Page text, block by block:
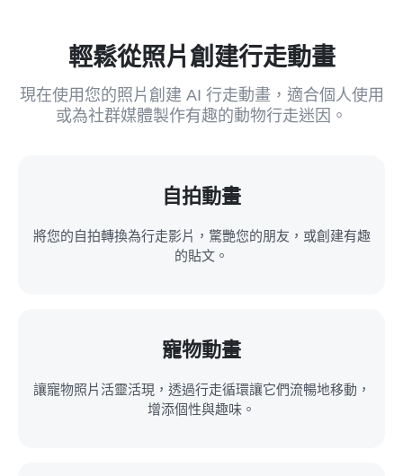
輕鬆從照片創建行走動畫
現在使用您的照片創建 AI 行走動畫，適合個人使用
或為社群媒體製作有趣的動物行走迷因。
自拍動畫
將您的自拍轉換為行走影片，驚艷您的朋友，或創建有趣
的貼文。
寵物動畫
讓寵物照片活靈活現，透過行走循環讓它們流暢地移動，
增添個性與趣味。